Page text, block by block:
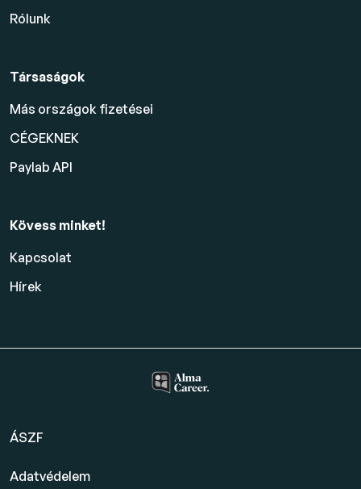
Rólunk
Társaságok
Más országok fizetései
CÉGEKNEK
Paylab API
Kövess minket!
Kapcsolat
Hírek
ÁSZF
Adatvédelem